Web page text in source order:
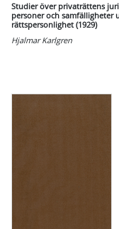
Studier över privaträttens
personer och samfälligheter
rättspersonlighet (1929)
Hjalmar Karlgren